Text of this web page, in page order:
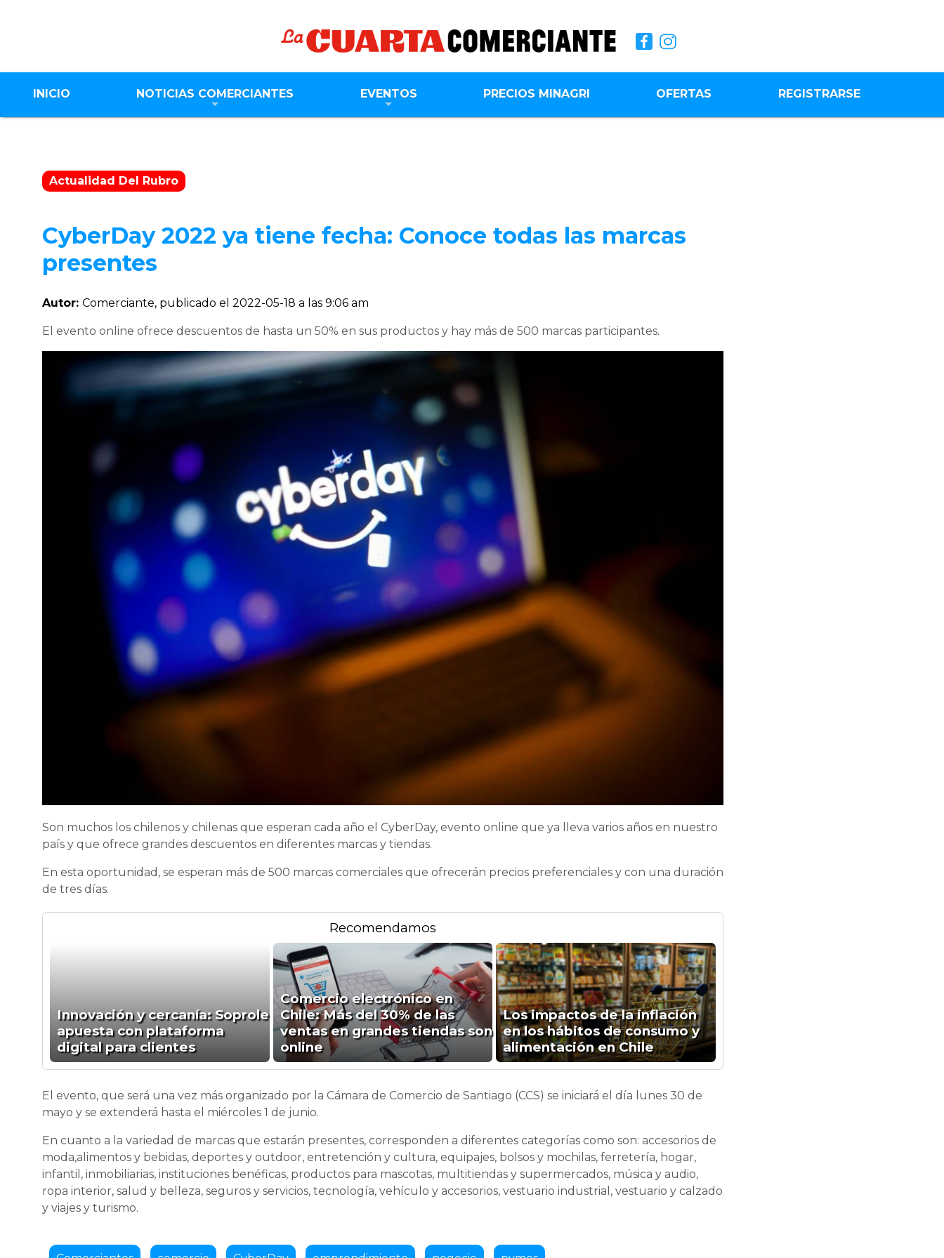
INICIO NOTICIAS COMERCIANTES EVENTOS PRECIOS MINAGRI OFERTAS REGISTRARSE
Actualidad Del Rubro
CyberDay 2022 ya tiene fecha: Conoce todas las marcas
presentes
Autor: Comerciante, publicado el 2022-05-18 a las 9:06 am
El evento online ofrece descuentos de hasta un 50% en sus productos y hay más de 500 marcas participantes.
Son muchos los chilenos y chilenas que esperan cada año el CyberDay, evento online que ya lleva varios años en nuestro
país y que ofrece grandes descuentos en diferentes marcas y tiendas.
En esta oportunidad, se esperan más de 500 marcas comerciales que ofrecerán precios preferenciales y con una duración
de tres días.
Recomendamos
Innovación y cercanía: Soprole
apuesta con plataforma
digital para clientes
Comercio electrónico en
Chile: Más del 30% de las
ventas en grandes tiendas son
online
Los impactos de la inflación
en los hábitos de consumo y
alimentación en Chile
El evento, que será una vez más organizado por la Cámara de Comercio de Santiago (CCS) se iniciará el día lunes 30 de
mayo y se extenderá hasta el miércoles 1 de junio.
En cuanto a la variedad de marcas que estarán presentes, corresponden a diferentes categorías como son: accesorios de
moda,alimentos y bebidas, deportes y outdoor, entretención y cultura, equipajes, bolsos y mochilas, ferretería, hogar,
infantil, inmobiliarias, instituciones benéficas, productos para mascotas, multitiendas y supermercados, música y audio,
ropa interior, salud y belleza, seguros y servicios, tecnología, vehículo y accesorios, vestuario industrial, vestuario y calzado
y viajes y turismo.